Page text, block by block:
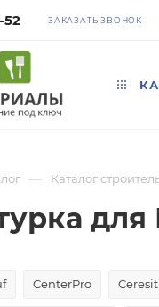
52 ЗАКАЗАТЬ ЗВОНОК
— Каталог
CenterPro Ceresit